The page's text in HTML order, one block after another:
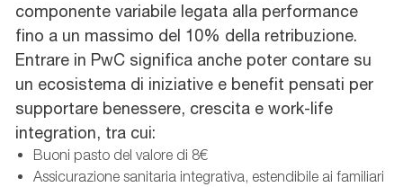
componente variabile legata alla performance
fino a un massimo del 10% della retribuzione.
Entrare in PwC significa anche poter contare su
un ecosistema di iniziative e benefit pensati per
supportare benessere, crescita e work-life
integration, tra cui:
Buoni pasto del valore di 8€
Assicurazione sanitaria integrativa, estendibile ai familiari